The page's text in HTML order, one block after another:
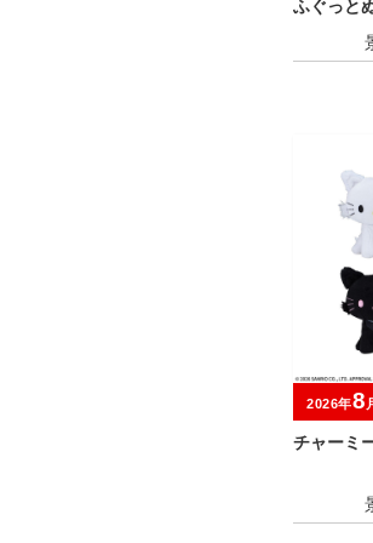
ふぐっと
チャーミ
2026年8